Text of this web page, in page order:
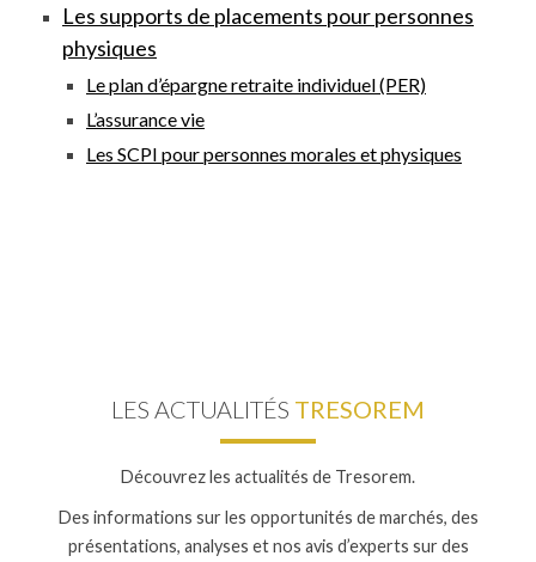
Les supports de placements pour personnes
physiques
Le plan d’épargne retraite individuel (PER)
L’assurance vie
Les SCPI pour personnes morales et physiques
LES ACTUALITÉS TRESOREM
Découvrez les actualités de Tresorem.
Des informations sur les opportunités de marchés, des
présentations, analyses et nos avis d’experts sur des